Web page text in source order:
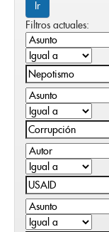
Filtros actuales: